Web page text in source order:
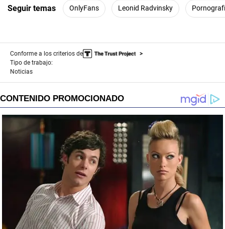
Seguir temas OnlyFans Leonid Radvinsky
Conforme a los criterios de
Tipo de trabajo:
Noticias